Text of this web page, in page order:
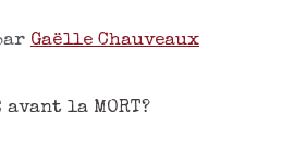
Gaëlle Chauveaux
la MORT?